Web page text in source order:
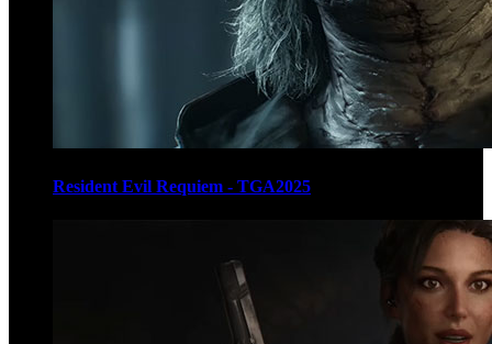
Resident Evil Requiem - TGA2025